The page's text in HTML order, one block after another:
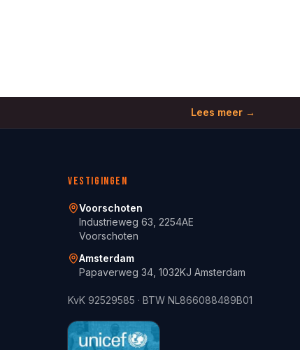
Lees meer →
Vestigingen
Voorschoten
Industrieweg 63, 2254AE
Voorschoten
Amsterdam
Papaverweg 34, 1032KJ Amsterdam
KvK 92529585 · BTW NL866088489B01